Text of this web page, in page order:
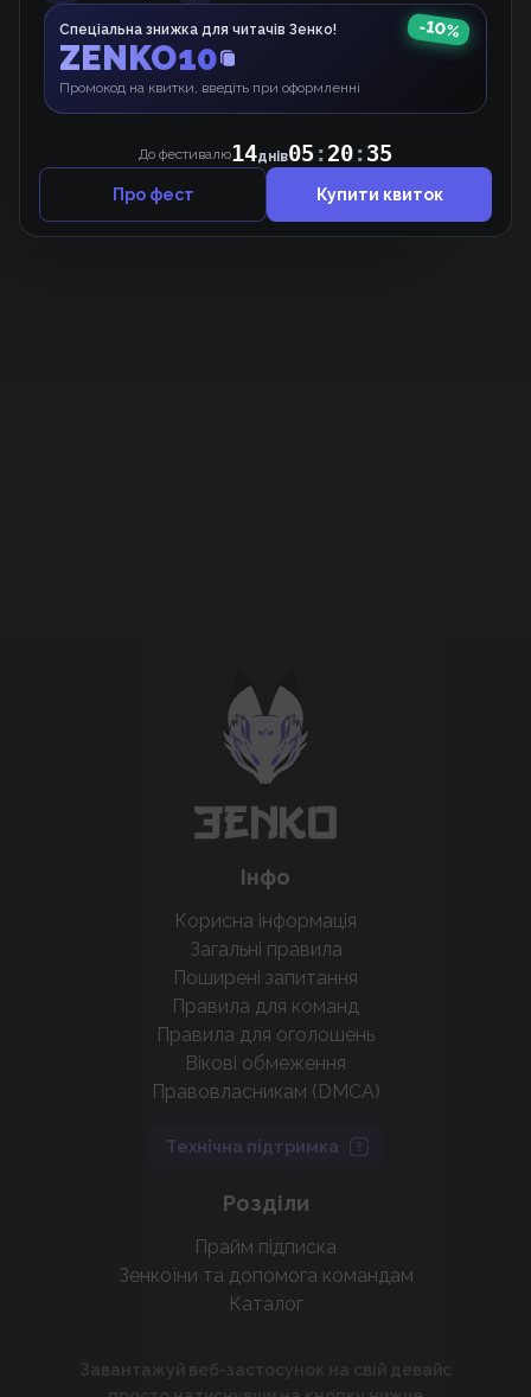
Головні герої опинились у пастці мого
маєтку
Манхва
Сліди сонця
Манхва
крутих нововведень
Підтримати проєкт
Інфо
Корисна інформація
Загальні правила
Поширені запитання
Правила для команд
Правила для оголошень
Вікові обмеження
Правовласникам (DMCA)
Технічна підтримка
Розділи
Прайм підписка
Зенкоїни та допомога командам
Каталог
Завантажуй веб-застосунок на свій девайс
Спеціальна знижка для читачів Зенко!
ZENKO10
Промокод на квитки, введіть при оформленні
-10%
До фестивалю14днів05:20:35
Про фест Купити квиток